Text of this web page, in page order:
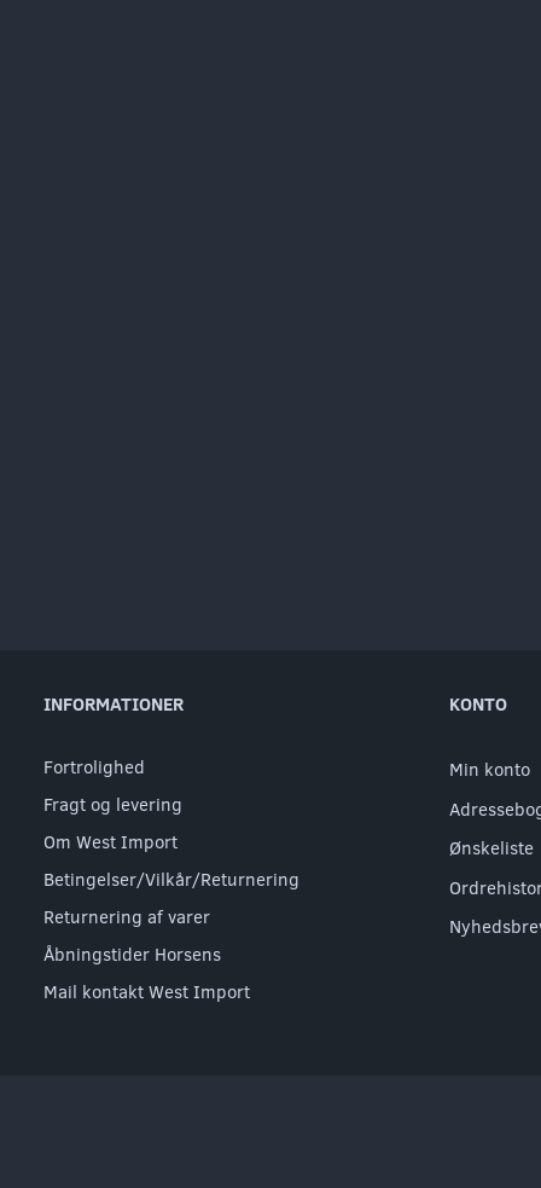
INFORMATIONER
Fortrolighed
Fragt og levering
Om West Import
Betingelser/Vilkår/Returnering
Returnering af varer
Åbningstider Horsens
Mail kontakt West Import
KONTO
Min konto
Ønskeliste